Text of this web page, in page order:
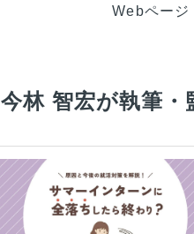
Webページ
今林 智宏が執筆・